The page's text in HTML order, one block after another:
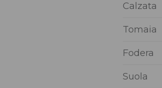
Calzata
Tomaia
Fodera
Suola